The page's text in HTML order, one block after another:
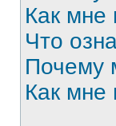
Как мне
Что
Почему
Как мне